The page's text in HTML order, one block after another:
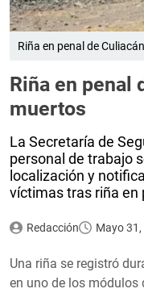
Riña en penal de Culiacán
Riña en penal
muertos
La Secretaría de
personal de trabajo
localización y
víctimas tras riña en
Redacción Mayo
Una riña se registró
en uno de los módulos